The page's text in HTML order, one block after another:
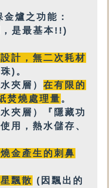
爐之功能：
是最基本!!)
計 ， 無二次耗材
)。
水夾層 ） 在有限的
焚燒處理量 。
夾層）『隱藏功
用， 熱水儲存、
金產生的刺鼻
飄散 (因飄出的